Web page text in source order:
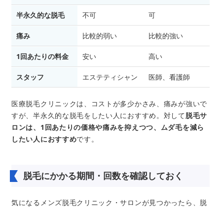
半永久的な脱毛 不可 可
痛み 比較的弱い 比較的強い
1回あたりの料金 安い 高い
スタッフ エステティシャン 医師、看護師
医療脱毛クリニックは、コストが多少かさみ、痛みが強いで
すが、半永久的な脱毛をしたい人におすすめ。対して脱毛サ
ロンは、1回あたりの価格や痛みを抑えつつ、ムダ毛を減ら
したい人におすすめです。
脱毛にかかる期間・回数を確認しておく
気になるメンズ脱毛クリニック・サロンが見つかったら、脱